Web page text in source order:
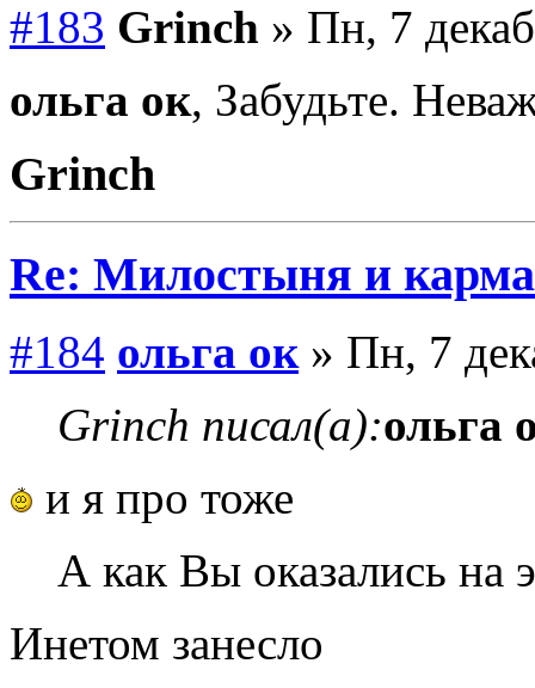
#183 Grinch » Пн, 7
ольга ок, Забудьте.
Grinch
Re: Милостыня и карма
#184 ольга ок» Пн, 7
Grinch писал(а):ольга
и я про тоже
А как Вы оказались на
Инетом занесло